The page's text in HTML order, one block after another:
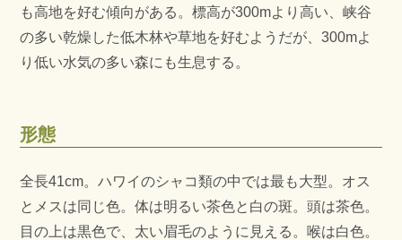
も高地を好む傾向がある。標高が300mより高い、峡谷
の多い乾燥した低木林や草地を好むようだが、300mよ
り低い水気の多い森にも生息する。
形態
全長41cm。ハワイのシャコ類の中では最も大型。オス
とメスは同じ色。体は明るい茶色と白の斑。頭は茶色。
目の上は黒色で、太い眉毛のように見える。喉は白色。